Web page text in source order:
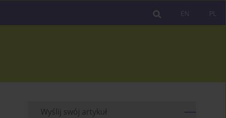
PL
EN
Wyślij swój artykuł